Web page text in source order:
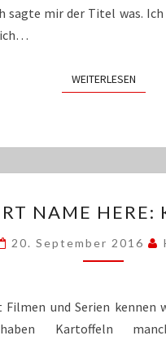
sagte mir der Titel was. Ich
WEITERLESEN
NAME
KICK-
ASS
NAME HERE:
20. September 2016
Filmen und Serien kennen
Kartoffeln